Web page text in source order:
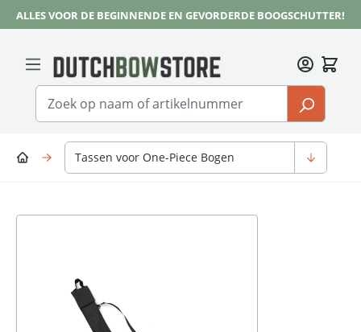
Ga naar de hoofdinhoud
ALLES VOOR DE BEGINNENDE EN GEVORDERDE BOOGSCHUTTER!
Tassen voor One-Piece Bogen
Afbeeldingengalerij overslaan